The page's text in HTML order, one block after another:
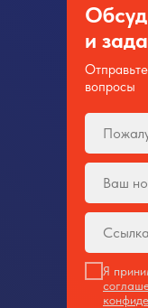
Я
вопросы
и